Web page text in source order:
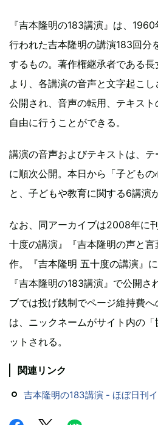
『吉本隆明の183講演』は、
行われた吉本隆明の講演183回分
するもの。著作権継承者である
より、各講演の音声と文字起こ
公開され、音声の転用、テキス
自由に行うことができる。
講演の音声およびテキストは、テ
に順次公開。本日から「子ども
と、子どもや教育に関する6講演
なお、同アーカイブは2008年に
十度の講演』『吉本隆明の声と
作。『吉本隆明 五十度の講演』
『吉本隆明の183講演』で公開さ
ブでは投げ銭制でページ維持費
は、ニックネームがサイト内の
ットされる。
関連リンク
吉本隆明の183講演 - ほぼ日刊